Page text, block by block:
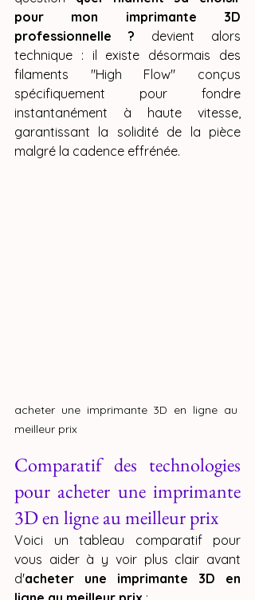
pour mon imprimante 3D
professionnelle ? devient alors
technique : il existe désormais des
filaments "High Flow" conçus
spécifiquement pour fondre
instantanément à haute vitesse,
garantissant la solidité de la pièce
malgré la cadence effrénée.
acheter une imprimante 3D en ligne au
meilleur prix
Comparatif des technologies
pour acheter une imprimante
3D en ligne au meilleur prix
Voici un tableau comparatif pour
vous aider à y voir plus clair avant
d'acheter une imprimante 3D en